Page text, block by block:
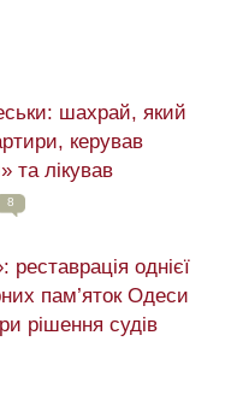
шахрай, який
керував
та лікував
8
однієї
пам’яток Одеси
рішення судів